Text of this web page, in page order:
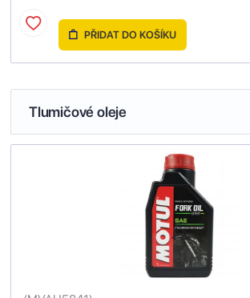
PŘIDAT DO KOŠÍKU
Tlumičové oleje